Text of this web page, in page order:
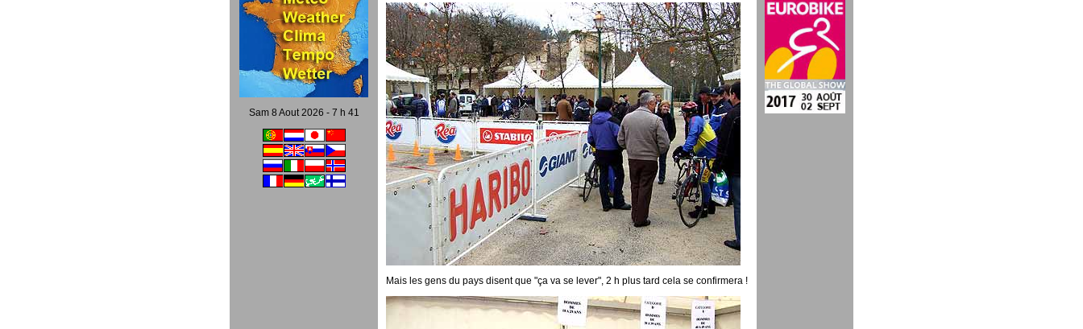
Sam 8 Aout 2026 - 7 h 41
Mais les gens du pays disent que "ça va se lever", 2 h plus tard cela se confirmera !